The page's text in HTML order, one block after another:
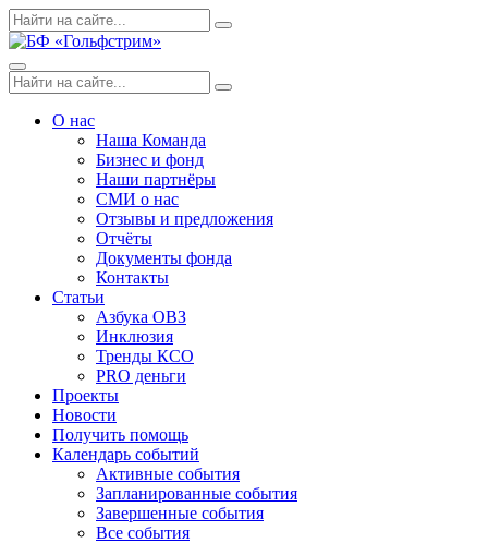
Skip
to
Поиск
по:
Search
Menu
Поиск
по:
Search
О нас
Наша Команда
Бизнес и фонд
Наши партнёры
СМИ о нас
Отзывы и предложения
Отчёты
Документы фонда
Контакты
Статьи
Азбука ОВЗ
Инклюзия
Тренды КСО
PRO деньги
Проекты
Новости
Получить помощь
Календарь событий
Активные события
Запланированные события
Завершенные события
Все события